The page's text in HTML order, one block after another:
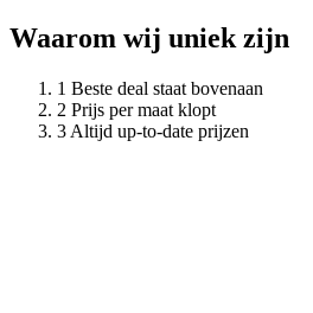
Waarom wij uniek zijn
Beste deal staat bovenaan
Prijs per maat klopt
Altijd up-to-date prijzen